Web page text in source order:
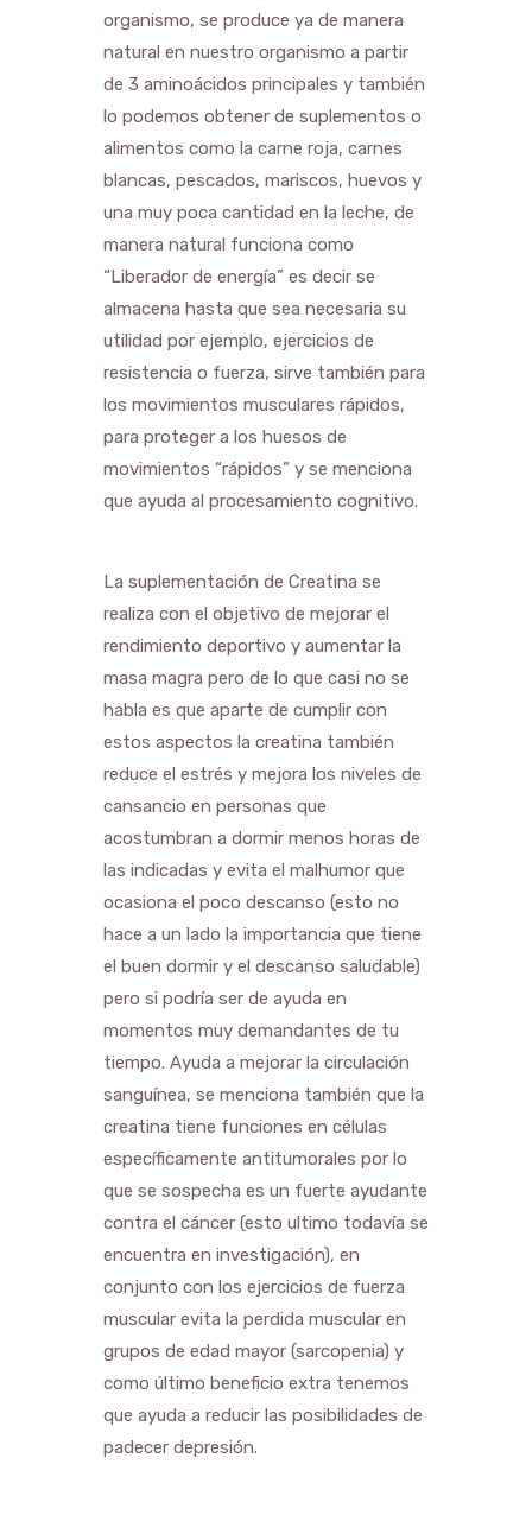
organismo, se produce ya de manera
natural en nuestro organismo a partir
de 3 aminoácidos principales y también
lo podemos obtener de suplementos o
alimentos como la carne roja, carnes
blancas, pescados, mariscos, huevos y
una muy poca cantidad en la leche, de
manera natural funciona como
“Liberador de energía” es decir se
almacena hasta que sea necesaria su
utilidad por ejemplo, ejercicios de
resistencia o fuerza, sirve también para
los movimientos musculares rápidos,
para proteger a los huesos de
movimientos “rápidos” y se menciona
que ayuda al procesamiento cognitivo.
La suplementación de Creatina se
realiza con el objetivo de mejorar el
rendimiento deportivo y aumentar la
masa magra pero de lo que casi no se
habla es que aparte de cumplir con
estos aspectos la creatina también
reduce el estrés y mejora los niveles de
cansancio en personas que
acostumbran a dormir menos horas de
las indicadas y evita el malhumor que
ocasiona el poco descanso (esto no
hace a un lado la importancia que tiene
el buen dormir y el descanso saludable)
pero si podría ser de ayuda en
momentos muy demandantes de tu
tiempo. Ayuda a mejorar la circulación
sanguínea, se menciona también que la
creatina tiene funciones en células
específicamente antitumorales por lo
que se sospecha es un fuerte ayudante
contra el cáncer (esto ultimo todavía se
encuentra en investigación), en
conjunto con los ejercicios de fuerza
muscular evita la perdida muscular en
grupos de edad mayor (sarcopenia) y
como último beneficio extra tenemos
que ayuda a reducir las posibilidades de
padecer depresión.